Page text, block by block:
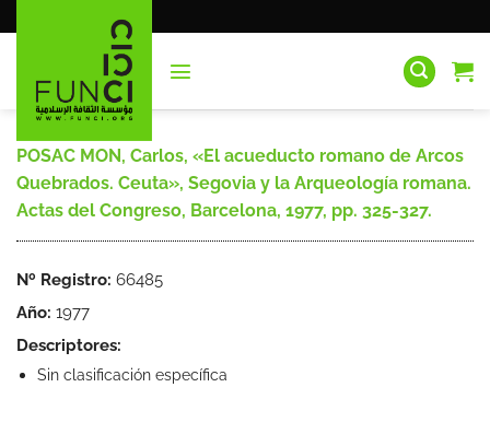
al
POSAC MON, Carlos, «El acueducto romano de Arcos
Quebrados. Ceuta», Segovia y la Arqueología romana.
Actas del Congreso, Barcelona, 1977, pp. 325-327.
Nº Registro: 66485
Año: 1977
Descriptores:
Sin clasificación específica